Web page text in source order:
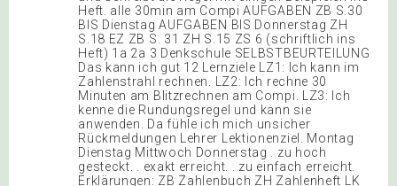
Heft. alle 30min am Compi AUFGABEN ZB S.30
BIS Dienstag AUFGABEN BIS Donnerstag ZH
S.18 EZ ZB S. 31 ZH S.15 ZS 6 (schriftlich ins
Heft) 1a 2a 3 Denkschule SELBSTBEURTEILUNG
Das kann ich gut 12 Lernziele LZ1: Ich kann im
Zahlenstrahl rechnen. LZ2: Ich rechne 30
Minuten am Blitzrechnen am Compi. LZ3: Ich
kenne die Rundungsregel und kann sie
anwenden. Da fühle ich mich unsicher
Rückmeldungen Lehrer Lektionenziel. Montag
Dienstag Mittwoch Donnerstag . zu hoch
gesteckt. . exakt erreicht. . zu einfach erreicht.
Erklärungen: ZB Zahlenbuch ZH Zahlenheft LK